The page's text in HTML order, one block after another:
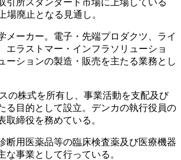
場廃止となる見通し。
メーカー。電子・先端プロダクツ、ライ
エラストマー・インフラソリューショ
ーションの製造・販売を主たる業務とし
の株式を所有し、事業活動を支配及び
る目的として設立。デンカの執行役員の
取締役を務めている。
断用医薬品等の臨床検査薬及び医療機器
な事業として行っている。